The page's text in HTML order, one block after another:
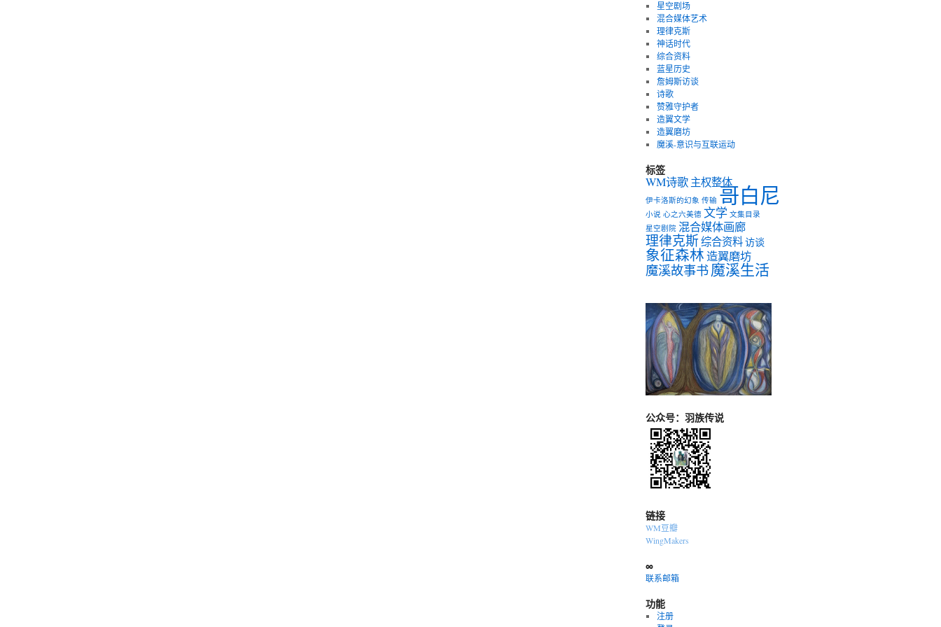
星空剧场
混合媒体艺术
理律克斯
神话时代
综合资料
蓝星历史
詹姆斯访谈
诗歌
赞雅守护者
造翼文学
造翼磨坊
魔溪-意识与互联运动
标签
WM诗歌 主权整体
伊卡洛斯的幻象 传输 哥白尼
小说 心之六美德 文学 文集目录
星空剧院 混合媒体画廊
理律克斯综合资料访谈
象征森林造翼磨坊
魔溪故事书魔溪生活
公众号：羽族传说
链接
WM豆瓣
WingMakers
∞
联系邮箱
功能
注册